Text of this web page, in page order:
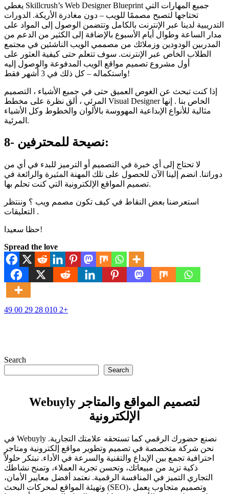
يغطي Skillcrush’s Web Designer Blueprint جميع المهارات التي
تحتاجها لتصبح مصممًا للويب – دون مغادرة الأريكة. الدورات
التدريبية لدينا عبر الإنترنت بالكامل وتتضمن الوصول إلى المواد على
مدار الساعة وطوال أيام الأسبوع بالإضافة إلى الكثير من الدعم من
المدربين الودودين وزملائك من مصممي الويب الناشئين في مجتمع
الطلاب الخاص عبر الإنترنت. سوف تتعلم حتى كيفية العثور على
أول مشروع تصميم مواقع الويب المدفوعة والوصول إليه
واستكماله – كل ذلك في 3 أشهر فقط!
إذا كنت تبحث عن الغوص العميق حتى في جميع الأشياء ، التصميم
المرئي ، ألق نظرة على مخطط Visual Designer الخاص بنا . إنها
مثالية للأنواع الإبداعية المهووسة بالألوان والخطوط وكل الأشياء
المرئية.
8- نصيحة للمحترفين:
لا تحتاج إلى أي خبرة في التصميم أو الترميز للبدء في أي من
دوراتنا. انضم إلينا الآن للحصول على تلك المهنة المثيرة والرائعة في
تصميم المواقع الإلكترونية التي كنت تحلم بها.
استعرضنا بعض النقاط في كيف تكون مصمم ويب ؟ وننتظر
التعليقات .
حظا سعيدا!
Spread the love
49 00 29 28 010 2+
Search
Search
Webuyly لتصميم المواقع والمتاجر
الإلكترونية
في Webuyly نصنع حضورك الرقمي كما تستحقه علامتك التجارية.
نحن شركة متخصصة في تصميم وتطوير مواقع إلكترونية ومتاجر
احترافية تجمع بين الإبداع والتقنية والسرعة في الأداء. نبتكر حلولاً
ذكية تزيد من مبيعاتك، وتحسن تجربة العملاء، وتمنح نشاطك
التجاري التميز في المنافسة الرقمية. نعتمد أفضل معايير الأمان،
وتهيئة المواقع لمحركات البحث (SEO)، وتصميم متجاوب يعمل